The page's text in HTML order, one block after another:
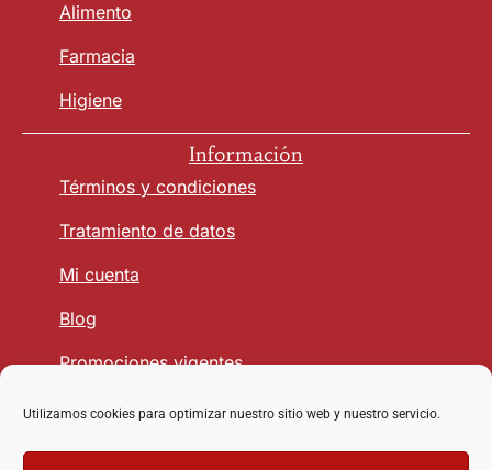
Utilizamos cookies para optimizar nuestro sitio web y nuestro servicio.
Alimento
Farmacia
Higiene
Información
Términos y condiciones
Tratamiento de datos
Mi cuenta
Blog
Promociones vigentes
Seguridad y Confianza